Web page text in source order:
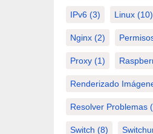
IPv6 (3) Linux (10)
Nginx (2)
Proxy (1)
Renderizado
Resolver Problemas
Switch (8)